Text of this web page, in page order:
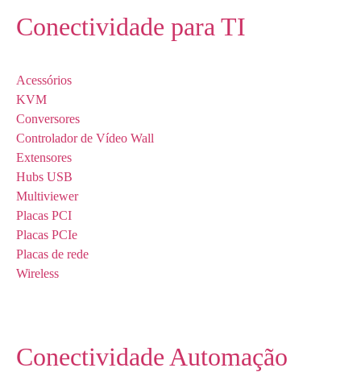
Conectividade para TI
Acessórios
KVM
Conversores
Controlador de Vídeo Wall
Extensores
Hubs USB
Multiviewer
Placas PCI
Placas PCIe
Placas de rede
Wireless
Conectividade Automação